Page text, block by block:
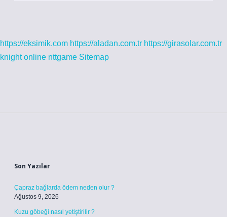
https://eksimik.com https://aladan.com.tr https://girasolar.com.tr
knight online nttgame Sitemap
Son Yazılar
Çapraz bağlarda ödem neden olur ?
Ağustos 9, 2026
Kuzu göbeği nasıl yetiştirilir ?